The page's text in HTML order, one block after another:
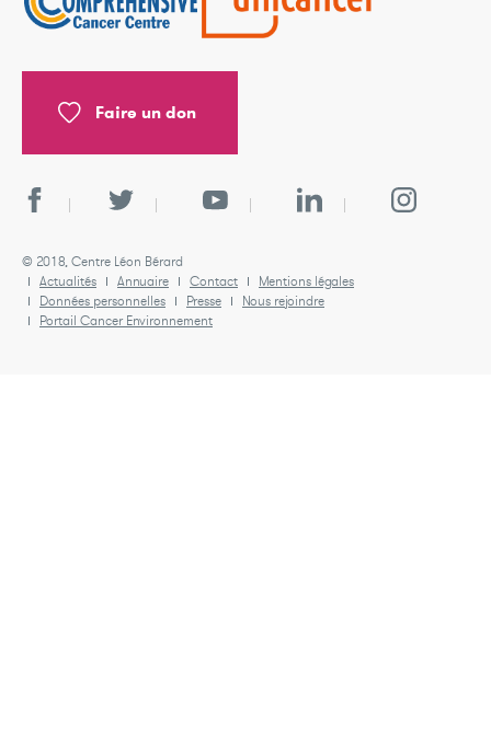
Faire un don
© 2018, Centre Léon Bérard
Actualités
Annuaire Contact
Mentions légales
Données personnelles
Presse
Nous rejoindre
Portail Cancer Environnement